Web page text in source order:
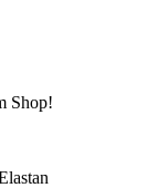
Shop!